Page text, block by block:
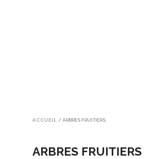
ACCUEIL / ARBRES FRUITIERS
ARBRES FRUITIERS